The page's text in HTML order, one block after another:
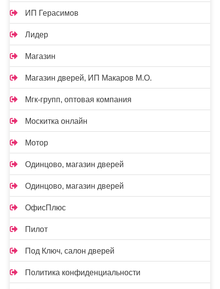
ИП Герасимов
Лидер
Магазин
Магазин дверей, ИП Макаров М.О.
Мгк-групп, оптовая компания
Москитка онлайн
Мотор
Одинцово, магазин дверей
Одинцово, магазин дверей
ОфисПлюс
Пилот
Под Ключ, салон дверей
Политика конфиденциальности